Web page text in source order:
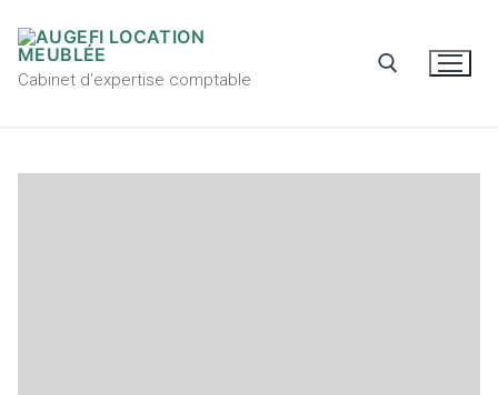
Cabinet d'expertise comptable